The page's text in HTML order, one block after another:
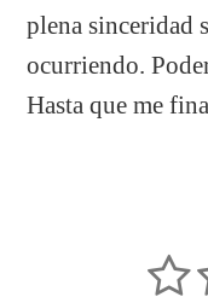
plena sinceridad
ocurriendo.
Hasta que me